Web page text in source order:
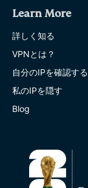
Learn More
詳しく知る
VPNとは？
自分のIPを確認する
私のIPを隠す
Blog